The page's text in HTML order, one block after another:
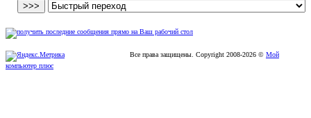
Все права защищены. Copyright 2008-2026 © Мой
компьютер плюс